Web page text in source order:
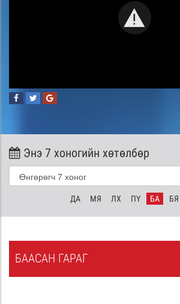
Энэ 7 хоногийн хөтөлбөр
ДА МЯ ЛХ ПҮ БА БЯ
БААСАН ГАРАГ